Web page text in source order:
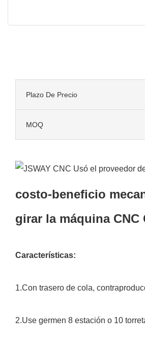
Plazo De Precio
MOQ
costo-beneficio
girar la máquina
Características:
1.Con trasero de cola,
2.Use germen 8 estación o 10